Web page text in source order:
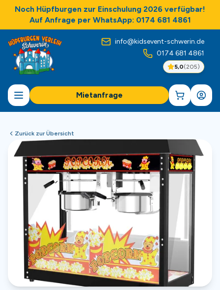
Noch Hüpfburgen zur Einschulung 2026 verfügbar!
Auf Anfrage per WhatsApp: 0174 681 4861
info@kidsevent-schwerin.de
0174 681 4861
5,0(205)
Mietanfrage
Zurück zur Übersicht